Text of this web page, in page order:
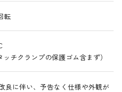
転
チクランプの保護ゴム含まず）
良に伴い、予告なく仕様や外観が